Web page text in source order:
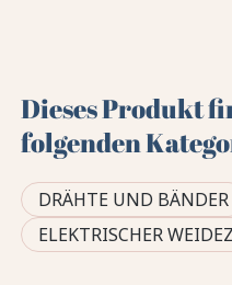
Dieses Produkt
folgenden
DRÄHTE UND BÄNDER
ELEKTRISCHER